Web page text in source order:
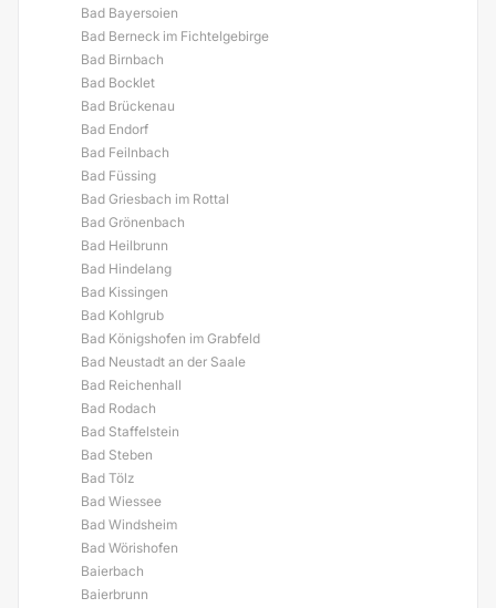
Bad Bayersoien
Bad Berneck im Fichtelgebirge
Bad Birnbach
Bad Bocklet
Bad Brückenau
Bad Endorf
Bad Feilnbach
Bad Füssing
Bad Griesbach im Rottal
Bad Grönenbach
Bad Heilbrunn
Bad Hindelang
Bad Kissingen
Bad Kohlgrub
Bad Königshofen im Grabfeld
Bad Neustadt an der Saale
Bad Reichenhall
Bad Rodach
Bad Staffelstein
Bad Steben
Bad Tölz
Bad Wiessee
Bad Windsheim
Bad Wörishofen
Baierbach
Baierbrunn